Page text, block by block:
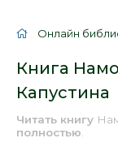
Онлайн
Книга
Капустина
Читать книгу
полностью